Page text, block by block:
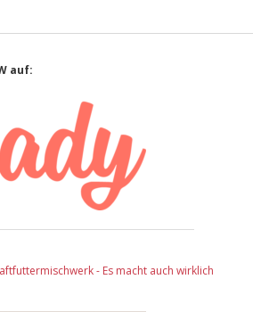
auf:
- Es macht auch wirklich